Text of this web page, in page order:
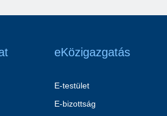
eKözigazgatás
E-testület
E-bizottság